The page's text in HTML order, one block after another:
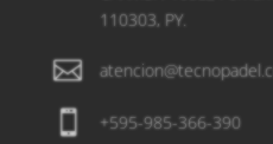
110303, PY.

 +595-985-366-390